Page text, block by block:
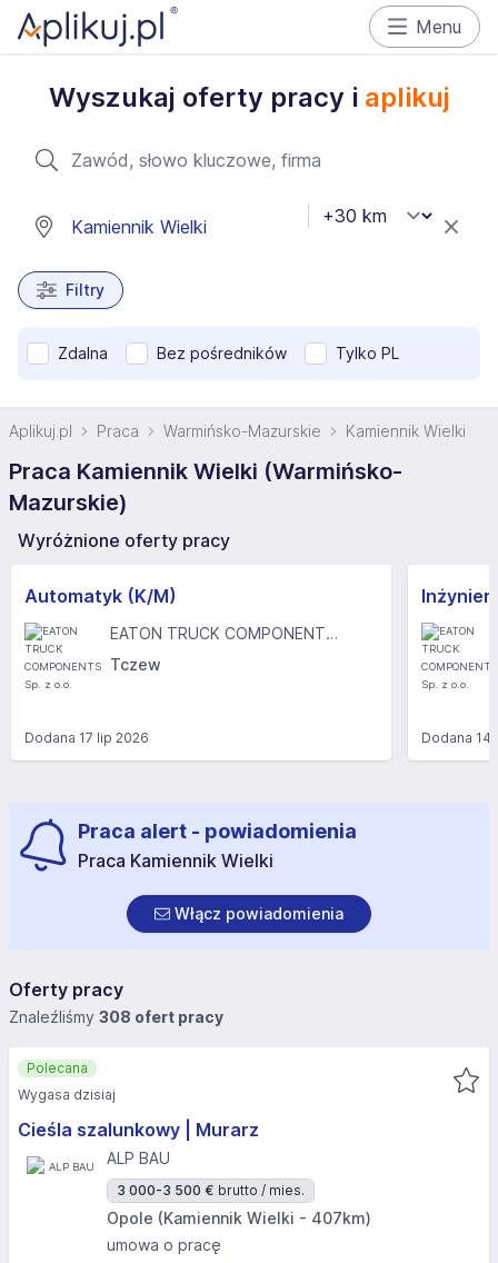
Menu
Wyszukaj oferty pracy i aplikuj
Filtry
Zdalna Bez pośredników Tylko PL
Aplikuj.pl Praca Warmińsko-Mazurskie Kamiennik Wielki
Praca Kamiennik Wielki (Warmińsko-
Mazurskie)
Wyróżnione oferty pracy
Automatyk (K/M)
EATON TRUCK COMPONENTS Sp. z o.o.
Tczew
Dodana 17 lip 2026
Inżynier
Dodana 14
Praca alert - powiadomienia
Praca Kamiennik Wielki
Włącz powiadomienia
Oferty pracy
Znaleźliśmy 308 ofert pracy
Cieśla szalunkowy | Murarz
ALP BAU
3 000-3 500 € brutto / mies.
Opole (Kamiennik Wielki - 407km)
umowa o pracę
Polecana
Wygasa dzisiaj